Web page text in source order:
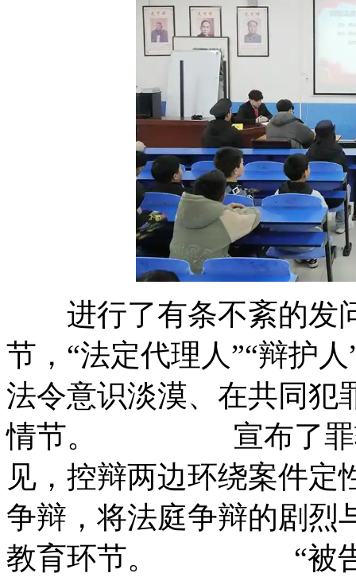
进行了有条不紊的发
节，“法定代理人”“辩护
法令意识淡漠、在共同犯
情节。 宣布了罪轻
见，控辩两边环绕案件定
争辩，将法庭争辩的剧烈
教育环节。 “被告人